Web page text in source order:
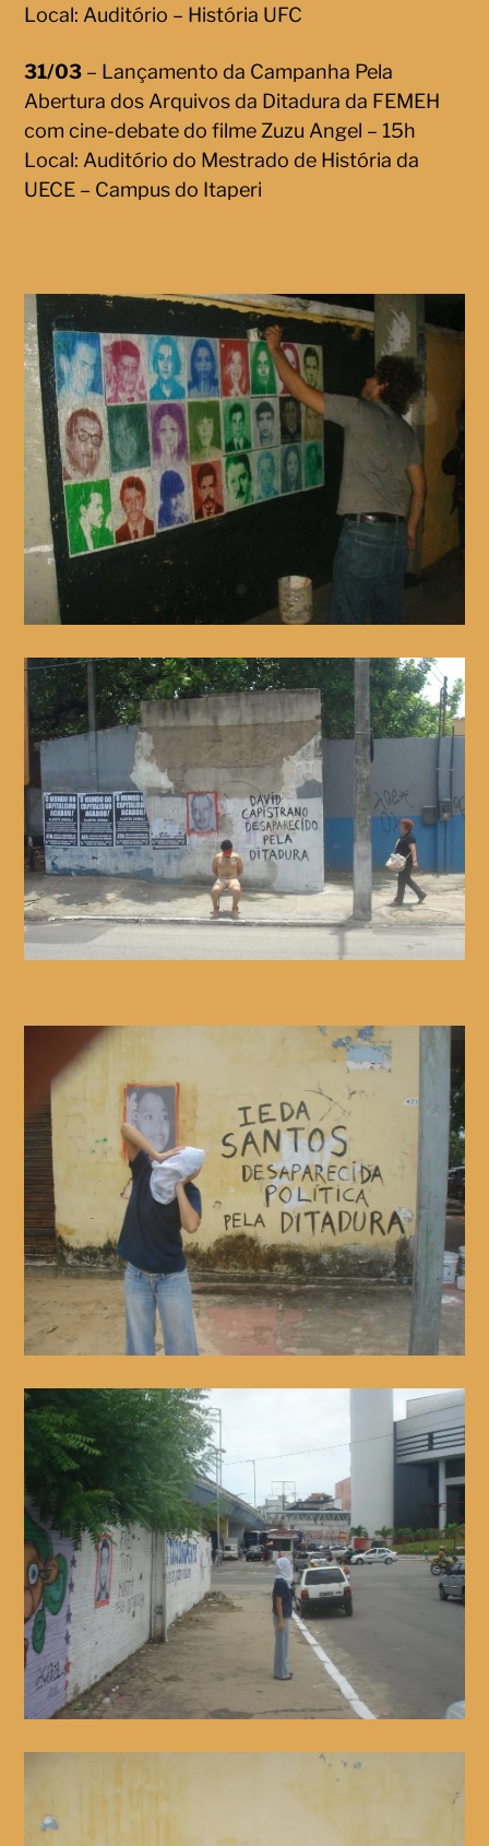
Local: Auditório – História UFC
31/03 – Lançamento da Campanha Pela
Abertura dos Arquivos da Ditadura da FEMEH
com cine-debate do filme Zuzu Angel – 15h
Local: Auditório do Mestrado de História da
UECE – Campus do Itaperi